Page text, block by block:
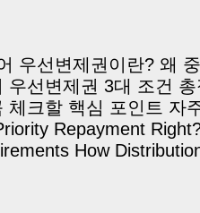
✔ 이런 분들은 꼭 읽어
부모님 명의의 임대주
맡기고 있는 임대인 •
🇺🇸 English Su...
우선변제권이란? 왜
선변제권 3대 조건
크할 핵심 포인트 자
Repayment
How